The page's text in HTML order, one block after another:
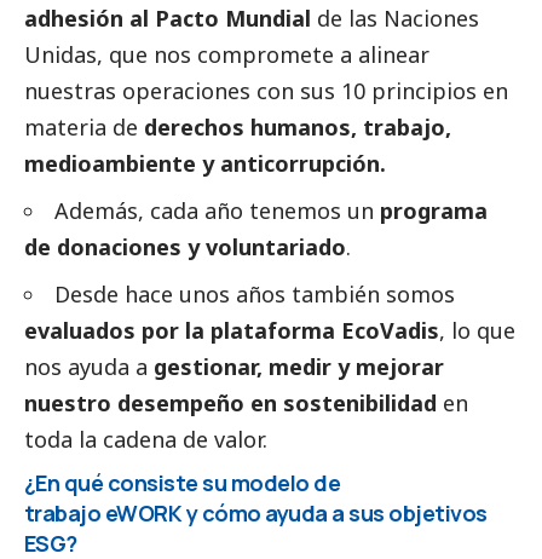
adhesión al Pacto Mundial de las Naciones
Unidas, que nos compromete a alinear
nuestras operaciones con sus 10 principios en
materia de derechos humanos, trabajo,
medioambiente y anticorrupción.
Además, cada año tenemos un programa
de donaciones y voluntariado.
Desde hace unos años también somos
evaluados por la plataforma EcoVadis, lo que
nos ayuda a gestionar, medir y mejorar
nuestro desempeño en sostenibilidad en
toda la cadena de valor.
¿En qué consiste su modelo de
trabajo eWORK y cómo ayuda a sus objetivos
ESG?